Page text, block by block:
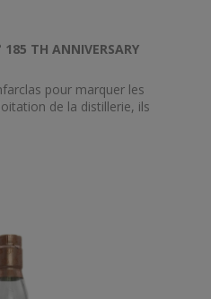
185 TH ANNIVERSARY
pour marquer les
de la distillerie, ils
concocté un whisky aux